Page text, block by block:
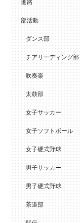
部活動
ダンス部
チアリーディング部
吹奏楽
太鼓部
女子サッカー
女子ソフトボール
女子硬式野球
男子サッカー
男子硬式野球
茶道部